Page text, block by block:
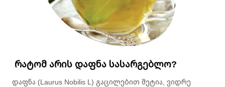
რატომ არის დაფნა სასარგებლო?
დაფნა (Laurus Nobilis L) გაცილებით მეტია, ვიდრე